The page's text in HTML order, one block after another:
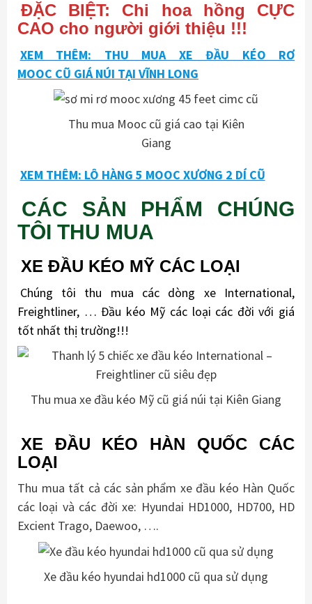
ĐẶC BIỆT: Chi hoa hồng CỰC
CAO cho người giới thiệu !!!
XEM THÊM: THU MUA XE ĐẦU KÉO RƠ
MOOC CŨ GIÁ NÚI TẠI VĨNH LONG
Thu mua Mooc cũ giá cao tại Kiên
Giang
XEM THÊM: LÔ HÀNG 5 MOOC XƯƠNG 2 DÍ CŨ
CÁC SẢN PHẨM CHÚNG
TÔI THU MUA
XE ĐẦU KÉO MỸ CÁC LOẠI
Chúng tôi thu mua các dòng xe International,
Freightliner, … Đầu kéo Mỹ các loại các đời với giá
tốt nhất thị trường!!!
Thu mua xe đầu kéo Mỹ cũ giá núi tại Kiên Giang
XE ĐẦU KÉO HÀN QUỐC CÁC
LOẠI
Thu mua tất cả các sản phẩm xe đầu kéo Hàn Quốc
các loại và các đời xe: Hyundai HD1000, HD700, HD
Excient Trago, Daewoo, ….
Xe đầu kéo hyundai hd1000 cũ qua sử dụng